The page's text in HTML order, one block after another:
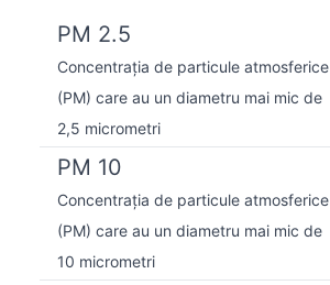
PM 2.5
Concentrația de particule atmosferice
(PM) care au un diametru mai mic de
2,5 micrometri
PM 10
Concentrația de particule atmosferice
(PM) care au un diametru mai mic de
10 micrometri